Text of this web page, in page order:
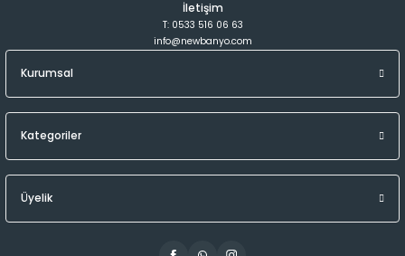
İletişim
T: 0533 516 06 63
info@newbanyo.com
Kurumsal
Kategoriler
Üyelik